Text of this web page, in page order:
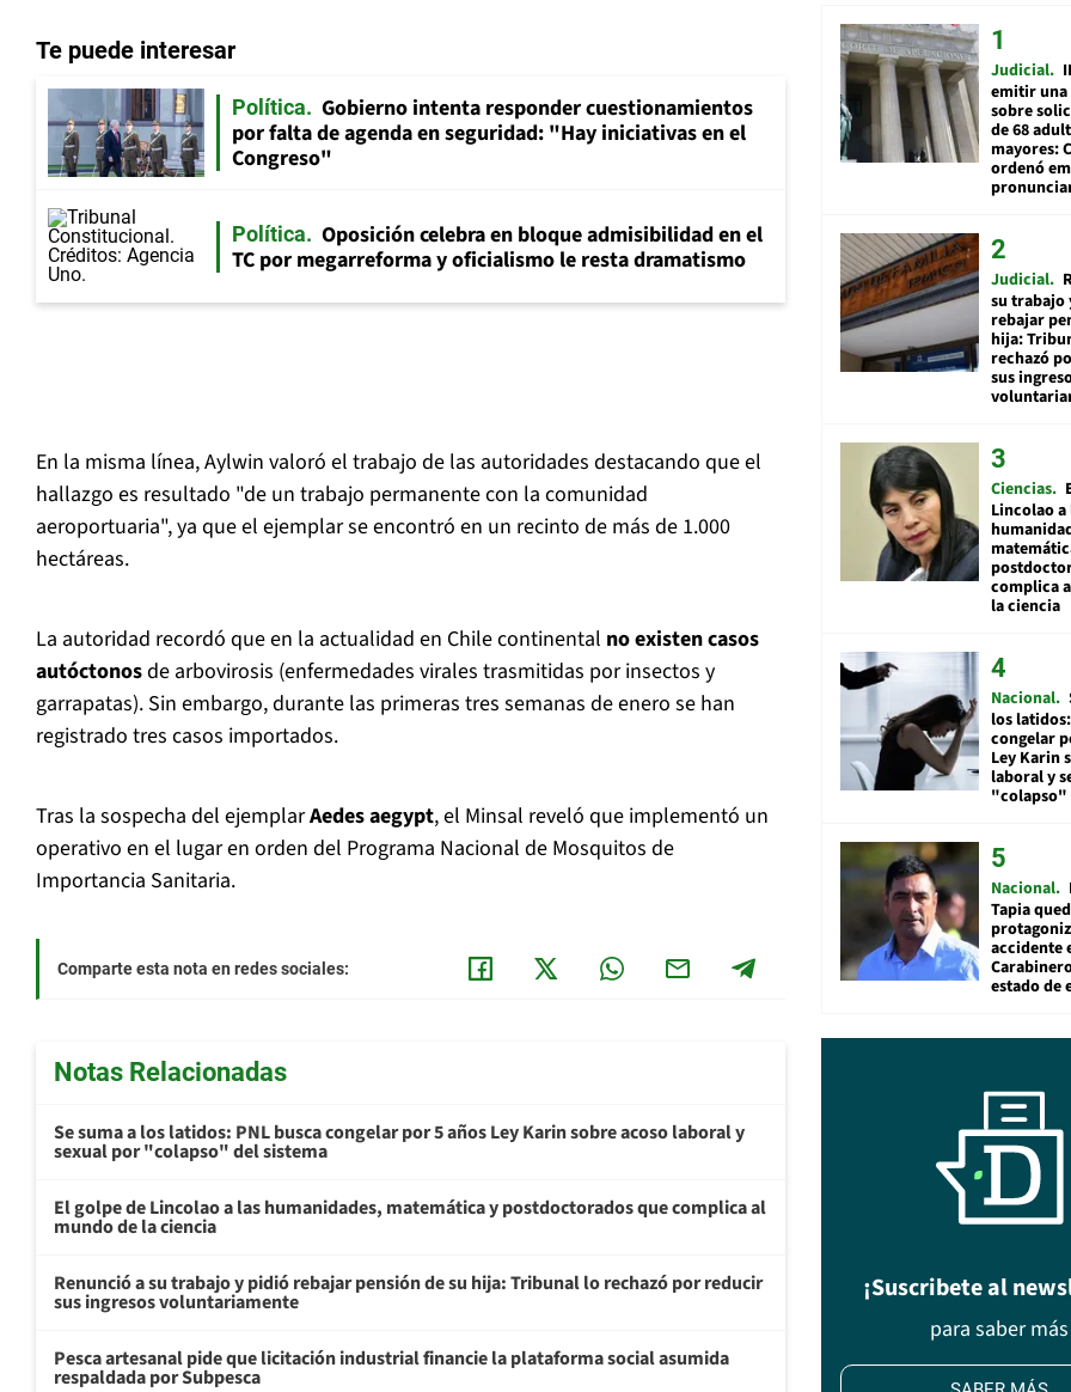
Te puede interesar
Política
Gobierno intenta responder cuestionamientos
por falta de agenda en seguridad: "Hay iniciativas en el
Congreso"
Política
Oposición celebra en bloque admisibilidad en el
TC por megarreforma y oficialismo le resta dramatismo
En la misma línea, Aylwin valoró el trabajo de las autoridades destacando que el
hallazgo es resultado "de un trabajo permanente con la comunidad
aeroportuaria", ya que el ejemplar se encontró en un recinto de más de 1.000
hectáreas.
La autoridad recordó que en la actualidad en Chile continental no existen casos
autóctonosde arbovirosis (enfermedades virales trasmitidas por insectos y
garrapatas). Sin embargo, durante las primeras tres semanas de enero se han
registrado tres casos importados.
Tras la sospecha del ejemplarAedes aegypt, el Minsal reveló que implementó un
operativo en el lugar en orden del Programa Nacional de Mosquitos de
Importancia Sanitaria.
Comparte esta nota en redes sociales:
Notas Relacionadas
Se suma a los latidos: PNL busca congelar por 5 años Ley Karin sobre acoso laboral y
sexual por "colapso" del sistema
El golpe de Lincolao a las humanidades, matemática y postdoctorados que complica al
mundo de la ciencia
Renunció a su trabajo y pidió rebajar pensión de su hija: Tribunal lo rechazó por reducir
sus ingresos voluntariamente
Pesca artesanal pide que licitación industrial financie la plataforma social asumida
respaldada por Subpesca
Judicial
emitir
sobre
de 68
mayores:
ordenó
Judicial
su trabajo
rebajar
hija:
rechazó
sus
Ciencias
Lincolao a
complica
la ciencia
Nacional
los
congelar
Ley Karin
laboral y
"colapso"
Nacional
Tapia
accidente
estado de
¡Suscribete al
para saber más